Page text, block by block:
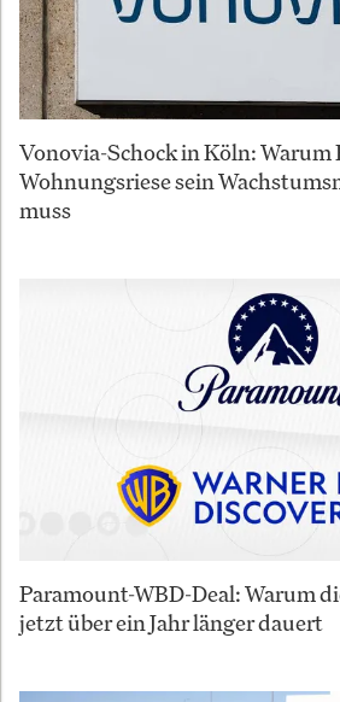
Vonovia-Schock in Köln: Warum
Wohnungsriese sein
muss
Paramount-WBD-Deal: Warum
jetzt über ein Jahr länger dauert